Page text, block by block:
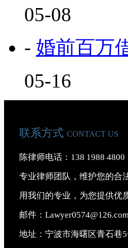
05-08
- 婚前百万
05-16
联系方式 CONTACT US
陈律师电话：138 1988 4800
专业律师团队，维护您的合
用我们的专业，为您提供优
邮件：Lawyer0574@126.com
地址：宁波市海曙区青石巷